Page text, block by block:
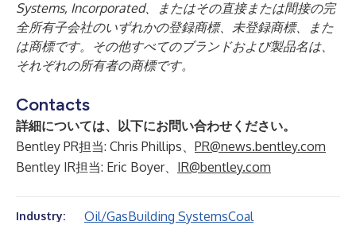
Systems, Incorporated、またはその直接または間接の完
全所有子会社のいずれかの登録商標、未登録商標、また
は商標です。その他すべてのブランドおよび製品名は、
それぞれの所有者の商標です。
Contacts
詳細については、以下にお問い合わせください。
Bentley PR担当: Chris Phillips、 PR@news.bentley.com
Bentley IR担当: Eric Boyer、 IR@bentley.com
Industry: Oil/GasBuilding SystemsCoal